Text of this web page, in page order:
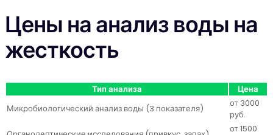
Цены на анализ воды на
жесткость
Тип анализа
Цена
Микробиологический анализ воды (3 показателя)
от 3000
руб.
от 1500